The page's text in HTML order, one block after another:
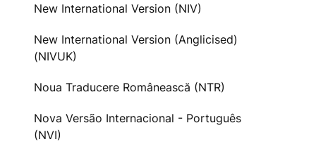
New International Version (NIV)
New International Version (Anglicised)
(NIVUK)
Noua Traducere Românească (NTR)
Nova Versão Internacional - Português
(NVI)